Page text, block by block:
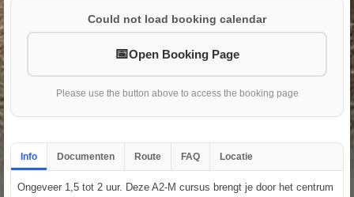
Could not load booking calendar
Open Booking Page
Please use the button above to access the booking page
Info Documenten Route FAQ Locatie
Ongeveer 1,5 tot 2 uur. Deze A2-M cursus brengt je door het centrum